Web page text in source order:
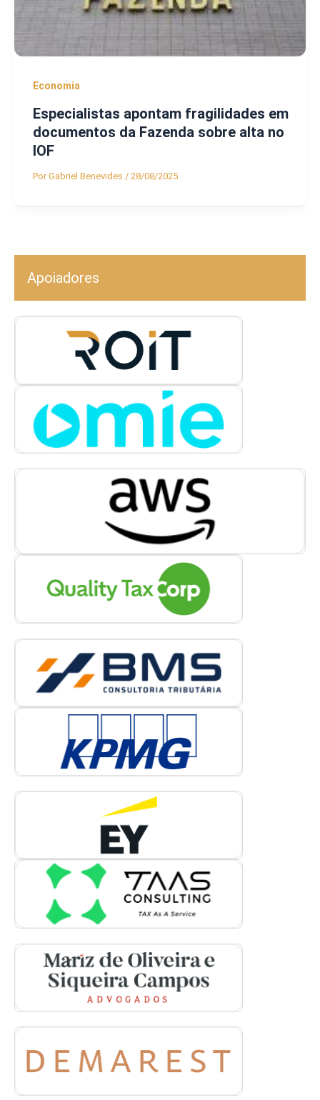
Economia
Especialistas apontam fragilidades em
documentos da Fazenda sobre alta no
IOF
PorGabriel Benevides / 28/08/2025
Apoiadores